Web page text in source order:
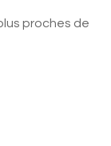
proches de